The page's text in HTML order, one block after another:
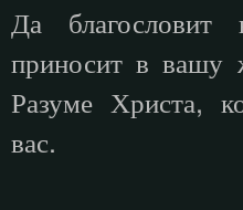
Да
приносит в вашу
Разуме Христа,
вас.